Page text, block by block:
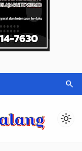
search
light_mode